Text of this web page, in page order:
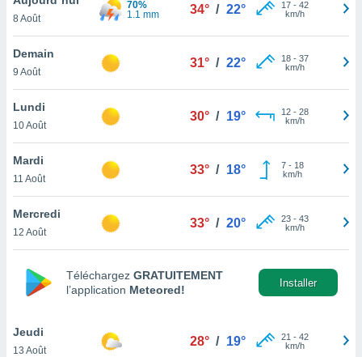
et
»,
au
vous
qu'ils
ou
le
ainsi
un
la
du
8 Août
70%
1.1 mm
34° / 22° 17- 42
km/h
Demain
9 Août
31° / 22° 18- 37
km/h
Lundi
10 Août
30° / 19° 12- 28
km/h
Mardi
11 Août
33° / 18° 7- 18
km/h
Mercredi
12 Août
33° / 20° 23- 43
km/h
Téléchargez GRATUITEMENT
l’application Meteored!
Installer
Jeudi
13 Août
28° / 19° 21 - 42
km/h